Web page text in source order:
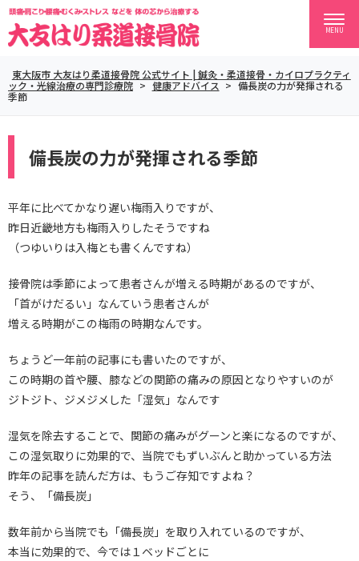
MENU
東大阪市 大友はり柔道接骨院 公式サイト | 鍼灸・柔道接骨・カイロプラクティ
ック・光線治療の専門診療院 > 健康アドバイス > 備長炭の力が発揮される
季節
備長炭の力が発揮される季節
平年に比べてかなり遅い梅雨入りですが、
昨日近畿地方も梅雨入りしたそうですね
（つゆいりは入梅とも書くんですね）
接骨院は季節によって患者さんが増える時期があるのですが、
「首がけだるい」なんていう患者さんが
増える時期がこの梅雨の時期なんです。
ちょうど一年前の記事にも書いたのですが、
この時期の首や腰、膝などの関節の痛みの原因となりやすいのが
ジトジト、ジメジメした「湿気」なんです
湿気を除去することで、関節の痛みがグーンと楽になるのですが、
この湿気取りに効果的で、当院でもずいぶんと助かっている方法
昨年の記事を読んだ方は、もうご存知ですよね？
そう、「備長炭」
数年前から当院でも「備長炭」を取り入れているのですが、
本当に効果的で、今では１ベッドごとに